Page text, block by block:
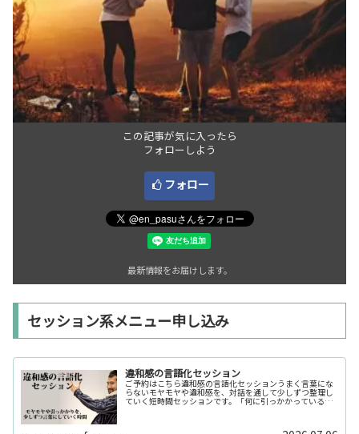
この記事が気に入ったら
フォローしよう
フォロー
最新情報をお届けします。
セッション系メニュー申し込み
違和感の言語化セッション
ご予約はこちら違和感の言語化セッションうまく言葉にな
らないモヤモヤや違和感を、対話を通して少しずつ整理し
ていく短時間セッションです。「何に引っかかっているの